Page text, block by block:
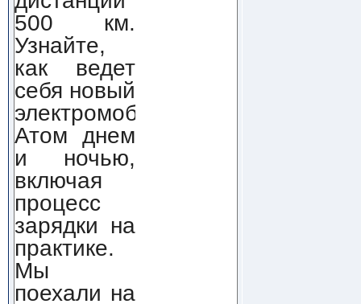
500 км.
Узнайте,
как ведет
себя новый
электромобиль
Атом днем
и ночью,
включая
процесс
зарядки на
практике.
Мы
поехали на